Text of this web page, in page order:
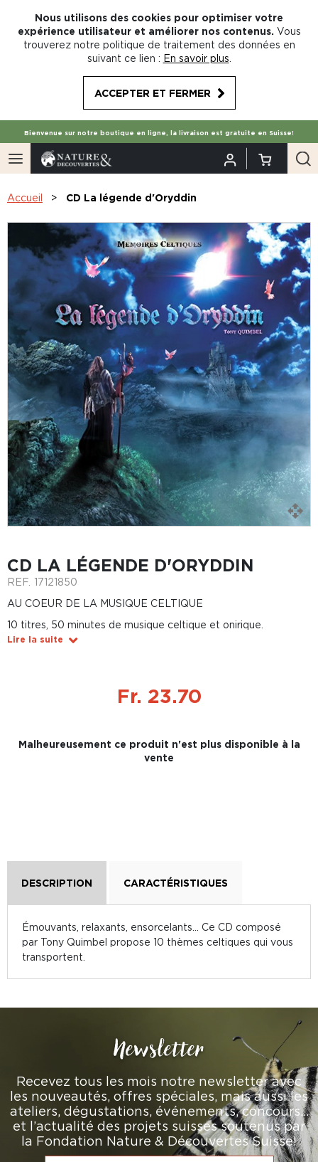
Nous utilisons des cookies pour optimiser votre
expérience utilisateur et améliorer nos contenus. Vous
trouverez notre politique de traitement des données en
suivant ce lien : En savoir plus
ACCEPTER ET FERMER
Bienvenue sur notre boutique en ligne, la livraison est gratuite en Suisse!
Accueil CD La légende d'Oryddin
CD LA LÉGENDE D'ORYDDIN
REF. 17121850
AU COEUR DE LA MUSIQUE CELTIQUE
10 titres, 50 minutes de musique celtique et onirique.
Lire la suite
Fr. 23.70
Malheureusement ce produit n'est plus disponible à la
vente
DESCRIPTION CARACTÉRISTIQUES
Émouvants, relaxants, ensorcelants... Ce CD composé
par Tony Quimbel propose 10 thèmes celtiques qui vous
transportent.
Newsletter
Recevez tous les mois notre newsletter avec
les nouveautés, offres spéciales, mais aussi les
ateliers, dégustations, événements, concours…
et l’actualité des projets suisses soutenus par
la Fondation Nature & Découvertes Suisse!